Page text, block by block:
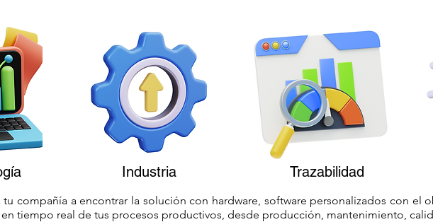
Industria Trazabilidad
tu compañía a encontrar la solución con hardware, software personalizados con el
tiempo real de tus procesos productivos, desde producción, mantenimiento,